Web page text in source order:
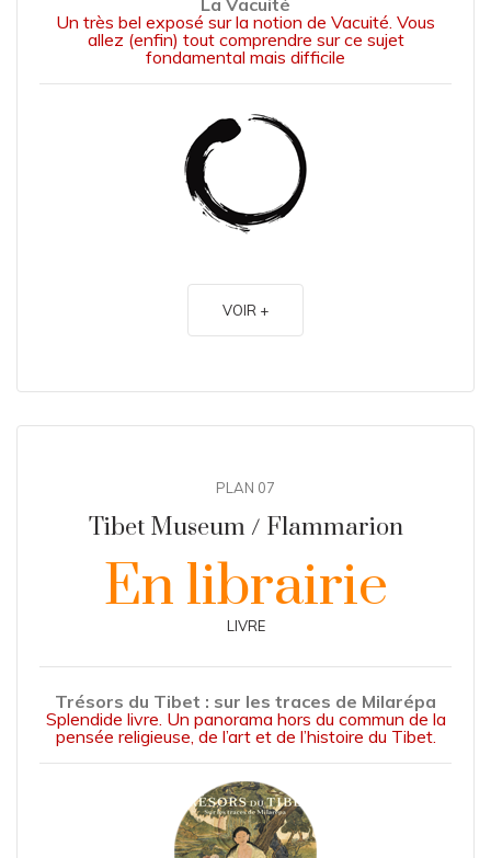
La Vacuité
Un très bel exposé sur la notion de Vacuité. Vous
allez (enfin) tout comprendre sur ce sujet
fondamental mais difficile
VOIR +
PLAN 07
Tibet Museum / Flammarion
En librairie
LIVRE
Trésors du Tibet : sur les traces de Milarépa
Splendide livre. Un panorama hors du commun de la
pensée religieuse, de l’art et de l’histoire du Tibet.